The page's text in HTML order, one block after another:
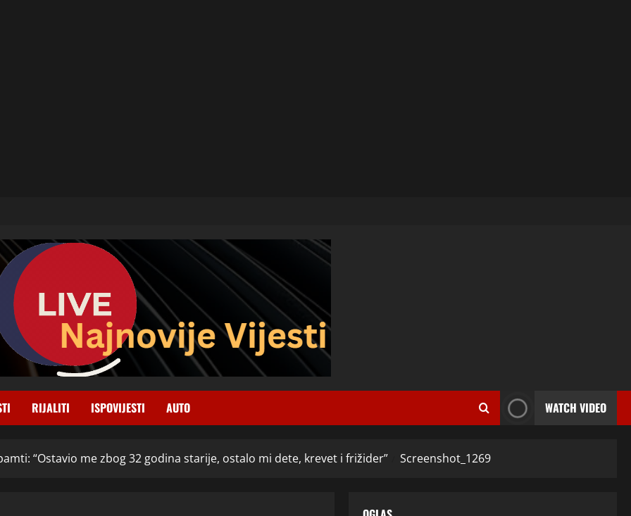
RIJALITI ISPOVIJESTI AUTO WATCH VIDEO
“Ostavio me zbog 32 godina starije, ostalo mi dete, krevet i frižider” Screenshot_1269